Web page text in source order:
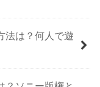
法は？何人で遊